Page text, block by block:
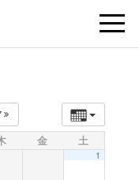
t
金 土
1